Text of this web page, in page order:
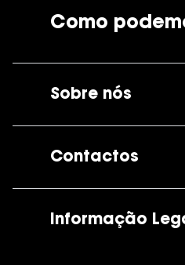
Como
Sobre nós
Contactos
Informação